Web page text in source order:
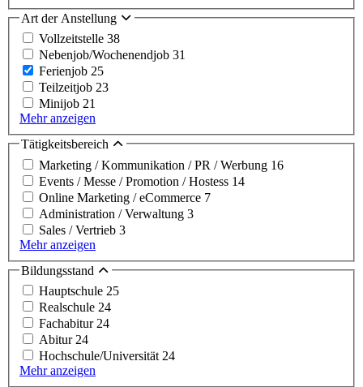
Art der Anstellung
Vollzeitstelle 38
Nebenjob/Wochenendjob 31
Ferienjob 25
Teilzeitjob 23
Minijob 21
Mehr anzeigen
Tätigkeitsbereich
Marketing / Kommunikation / PR / Werbung 16
Events / Messe / Promotion / Hostess 14
Online Marketing / eCommerce 7
Administration / Verwaltung 3
Sales / Vertrieb 3
Mehr anzeigen
Bildungsstand
Hauptschule 25
Realschule 24
Fachabitur24
Abitur24
Hochschule/Universität24
Mehr anzeigen